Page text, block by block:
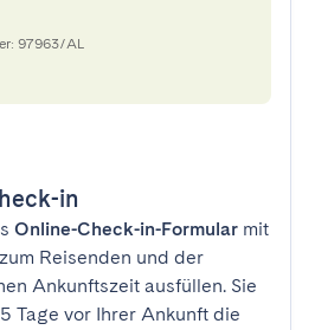
97963/AL
in
Online-Check-in-Formular mit
Reisenden und der
Ankunftszeit ausfüllen. Sie
Tage vor Ihrer Ankunft die